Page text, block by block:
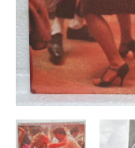
Frankie
Valli
Disc
VINIL
EX